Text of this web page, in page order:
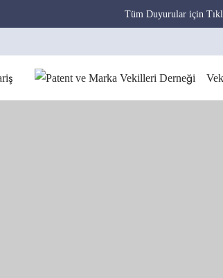
Tüm Duyurular için